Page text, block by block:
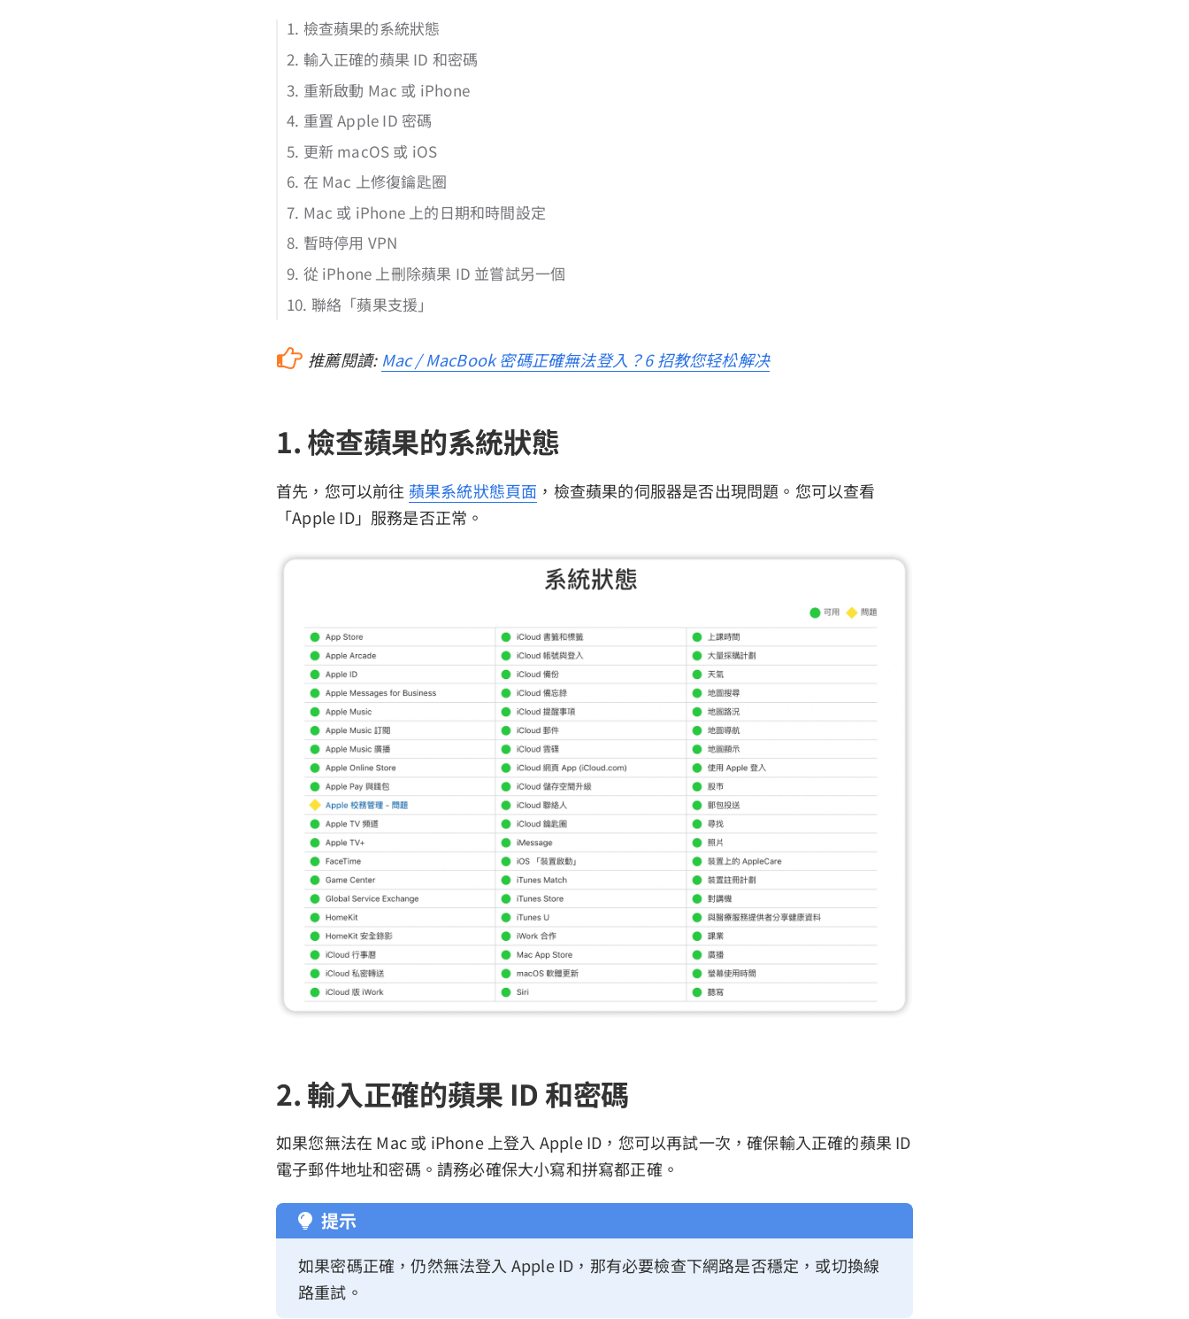
1. 檢查蘋果的系統狀態
2. 輸入正確的蘋果 ID 和密碼
3. 重新啟動 Mac 或 iPhone
4. 重置 Apple ID 密碼
5. 更新 macOS 或 iOS
6. 在 Mac 上修復鑰匙圈
7. Mac 或 iPhone 上的日期和時間設定
8. 暫時停用 VPN
9. 從 iPhone 上刪除蘋果 ID 並嘗試另一個
10. 聯絡「蘋果支援」
推薦閱讀: Mac / MacBook 密碼正確無法登入？6 招教您轻松解决
1. 檢查蘋果的系統狀態
首先，您可以前往 蘋果系統狀態頁面 ，檢查蘋果的伺服器是否出現問題。您可以查看
「Apple ID」服務是否正常。
2. 輸入正確的蘋果 ID 和密碼
如果您無法在 Mac 或 iPhone 上登入 Apple ID，您可以再試一次，確保輸入正確的蘋果 ID
電子郵件地址和密碼。請務必確保大小寫和拼寫都正確。
提示
如果密碼正確，仍然無法登入 Apple ID，那有必要檢查下網路是否穩定，或切換線
路重試。